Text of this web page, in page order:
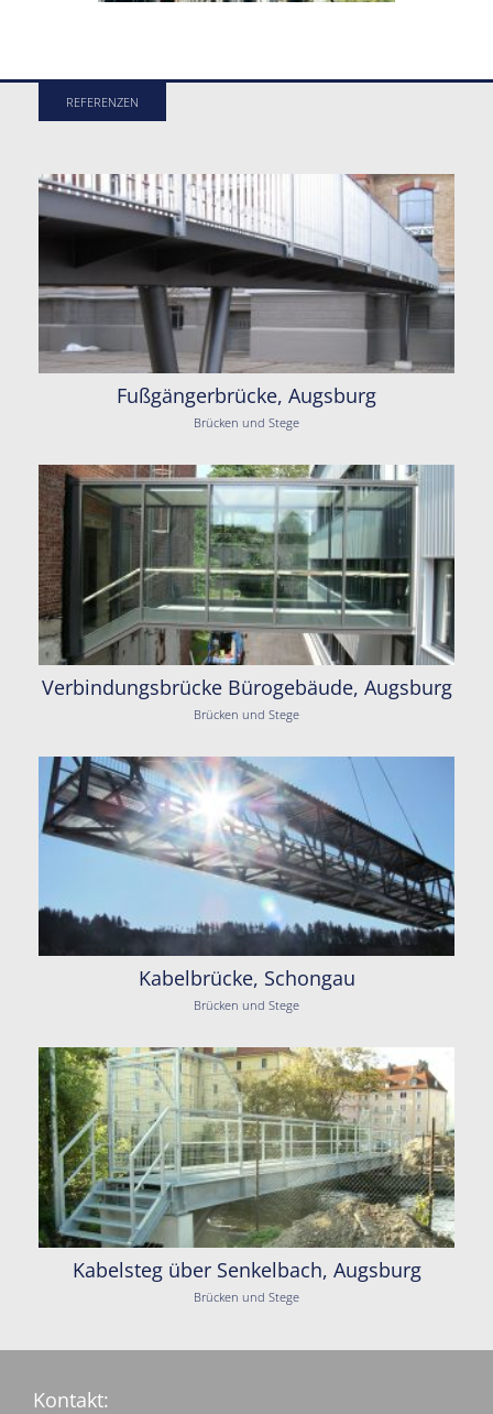
REFERENZEN
Fußgängerbrücke, Augsburg
Brücken und Stege
Verbindungsbrücke Bürogebäude, Augsburg
Brücken und Stege
Kabelbrücke, Schongau
Brücken und Stege
Kabelsteg über Senkelbach, Augsburg
Brücken und Stege
Kontakt: